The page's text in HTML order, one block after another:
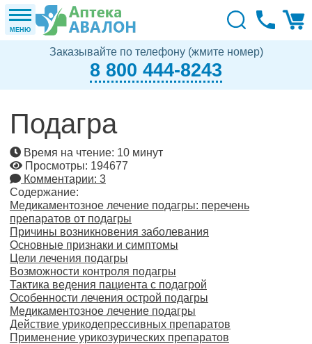
МЕНЮ
Заказывайте по телефону (жмите номер)
8 800 444-8243
Подагра
Время на чтение: 10 минут
Просмотры: 194677
Комментарии: 3
Содержание:
Медикаментозное лечение подагры: перечень
препаратов от подагры
Причины возникновения заболевания
Основные признаки и симптомы
Цели лечения подагры
Возможности контроля подагры
Тактика ведения пациента с подагрой
Особенности лечения острой подагры
Медикаментозное лечение подагры
Действие урикодепрессивных препаратов
Применение урикозурических препаратов